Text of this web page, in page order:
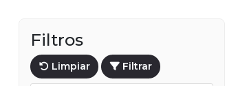
Filtros
Limpiar Filtrar